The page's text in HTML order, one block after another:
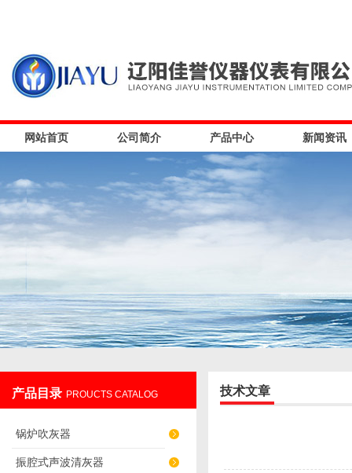
网站首页 公司简介 产品中心 新闻资讯
产品目录 PROUCTS CATALOG
锅炉吹灰器
振腔式声波清灰器
技术文章